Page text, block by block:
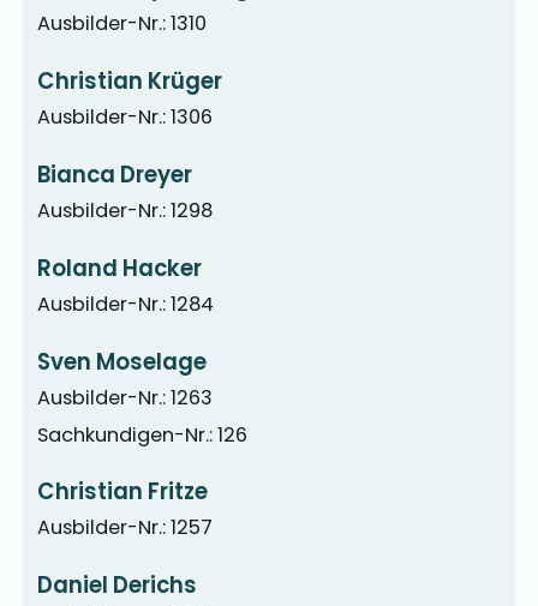
Ausbilder-Nr.: 1310
Christian Krüger
Ausbilder-Nr.: 1306
Bianca Dreyer
Ausbilder-Nr.: 1298
Roland Hacker
Ausbilder-Nr.: 1284
Sven Moselage
Ausbilder-Nr.: 1263
Sachkundigen-Nr.: 126
Christian Fritze
Ausbilder-Nr.: 1257
Daniel Derichs